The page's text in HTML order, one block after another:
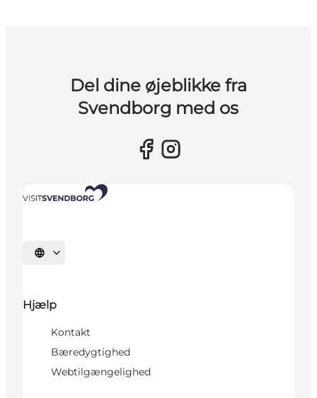
Del dine øjeblikke fra
Svendborg med os
Vælg sprog
Hjælp
Kontakt
Bæredygtighed
Webtilgængelighed